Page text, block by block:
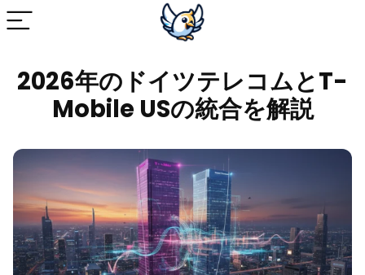
2026年のドイツテレコムとT-
Mobile USの統合を解説